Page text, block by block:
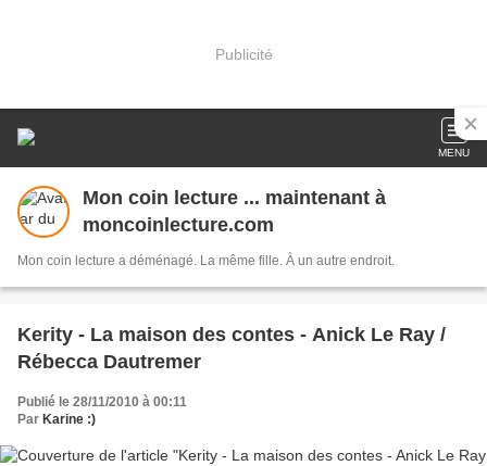
Publicité
MENU
Mon coin lecture ... maintenant à
moncoinlecture.com
Mon coin lecture a déménagé. La même fille. À un autre endroit.
Kerity - La maison des contes - Anick Le Ray /
Rébecca Dautremer
Publié le 28/11/2010 à 00:11
Par Karine :)